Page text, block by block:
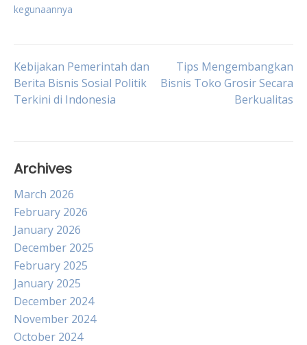
kegunaannya
Post
navigation
Kebijakan Pemerintah dan
Berita Bisnis Sosial Politik
Terkini di Indonesia
Tips Mengembangkan
Bisnis Toko Grosir Secara
Berkualitas
Archives
March 2026
February 2026
January 2026
December 2025
February 2025
January 2025
December 2024
November 2024
October 2024